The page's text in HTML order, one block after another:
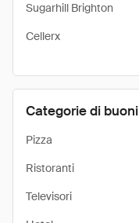
Sugarhill Brighton
Cellerx
Categorie di buoni
Pizza
Ristoranti
Televisori